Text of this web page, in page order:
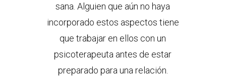
sana. Alguien que aún no haya
incorporado estos aspectos tiene
que trabajar en ellos con un
psicoterapeuta antes de estar
preparado para una relación.